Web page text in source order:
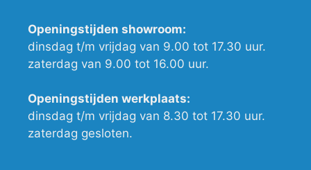
Openingstijden showroom:
dinsdag t/m vrijdag van 9.00 tot 17.30 uur.
zaterdag van 9.00 tot 16.00 uur.
Openingstijden werkplaats:
dinsdag t/m vrijdag van 8.30 tot 17.30 uur.
zaterdag gesloten.